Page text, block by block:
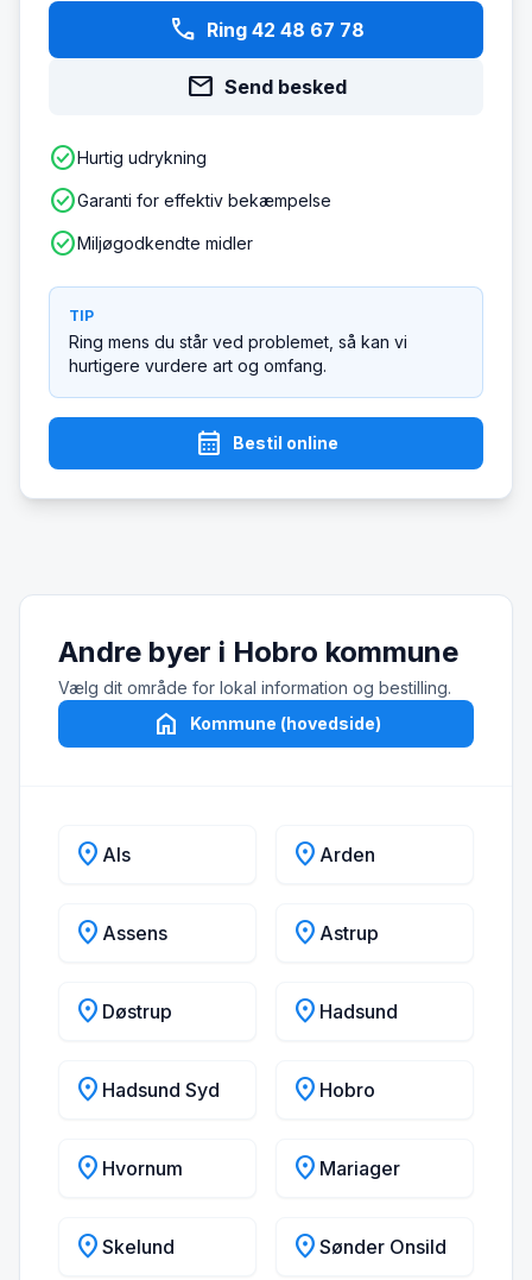
phone Ring 42 48 67 78
mail Send besked
check_circleHurtig udrykning
check_circleGaranti for effektiv bekæmpelse
check_circleMiljøgodkendte midler
TIP
Ring mens du står ved problemet, så kan vi
hurtigere vurdere art og omfang.
calendar_month Bestil online
Andre byer i Hobro kommune
Vælg dit område for lokal information og bestilling.
home Kommune (hovedside)
location_on Als location_on Arden
location_on Assens location_on Astrup
location_on Døstrup location_on Hadsund
location_on Hadsund Syd location_on Hobro
location_on Hvornum location_on Mariager
location_on Skelund location_on Sønder Onsild